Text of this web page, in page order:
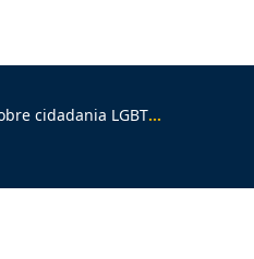
LGBTQIAPN+